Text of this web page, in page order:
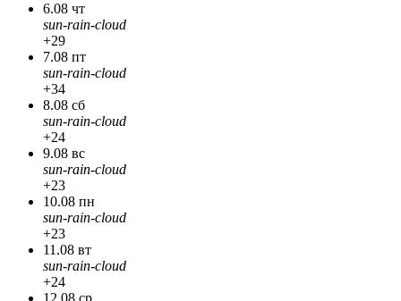
6.08 чт
sun-rain-cloud
+29
7.08 пт
sun-rain-cloud
+34
8.08 сб
sun-rain-cloud
+24
9.08 вс
sun-rain-cloud
+23
10.08 пн
sun-rain-cloud
+23
11.08 вт
sun-rain-cloud
+24
12.08 ср